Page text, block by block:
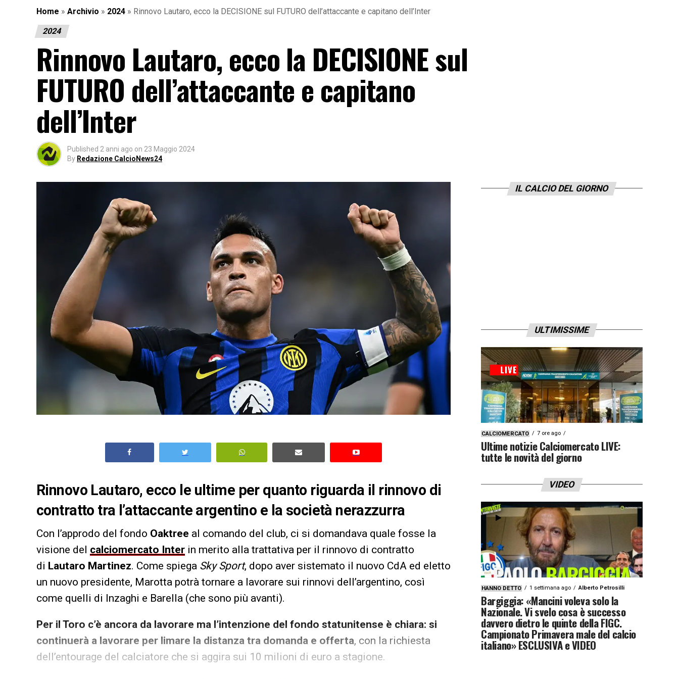
Home » Archivio » 2024 » Rinnovo Lautaro, ecco la DECISIONE sul FUTURO dell’attaccante e capitano dell’Inter
2024
Rinnovo Lautaro, ecco la DECISIONE sul
FUTURO dell’attaccante e capitano
dell’Inter
Published 2 anni ago on 23 Maggio 2024
By Redazione CalcioNews24
Rinnovo Lautaro, ecco le ultime per quanto riguarda il rinnovo di
contratto tra l’attaccante argentino e la società nerazzurra
Con l’approdo del fondo Oaktree al comando del club, ci si domandava quale fosse la
visione del calciomercato Inter in merito alla trattativa per il rinnovo di contratto
di Lautaro Martinez. Come spiega Sky Sport, dopo aver sistemato il nuovo CdA ed eletto
un nuovo presidente, Marotta potrà tornare a lavorare sui rinnovi dell’argentino, così
come quelli di Inzaghi e Barella (che sono più avanti).
Per il Toro c’è ancora da lavorare ma l’intenzione del fondo statunitense è chiara: si
continuerà a lavorare per limare la distanza tra domanda e offerta, con la richiesta
dell’entourage del calciatore che si aggira sui 10 milioni di euro a stagione.
IL CALCIO DEL GIORNO
ULTIMISSIME
CALCIOMERCATO 7 ore ago
Ultime notizie Calciomercato LIVE:
tutte le novità del giorno
VIDEO
HANNO DETTO 1 settimana ago Alberto Petrosilli
Bargiggia: «Mancini voleva solo la
Nazionale. Vi svelo cosa è successo
davvero dietro le quinte della FIGC.
Campionato Primavera male del calcio
italiano» ESCLUSIVA e VIDEO